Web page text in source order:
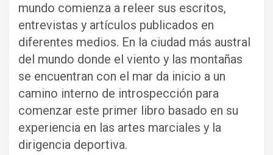
mundo comienza a releer sus escritos,
entrevistas y artículos publicados en
diferentes medios. En la ciudad más austral
del mundo donde el viento y las montañas
se encuentran con el mar da inicio a un
camino interno de introspección para
comenzar este primer libro basado en su
experiencia en las artes marciales y la
dirigencia deportiva.